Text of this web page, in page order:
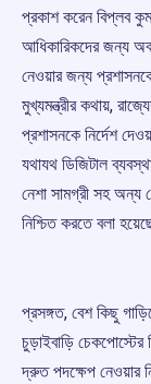
প্রকাশ করেন বিপ্লব
আধিকারিকদের জন্য
নেওয়ার জন্য
মুখ্যমন্ত্রীর কথায়,
প্রশাসনকে নির্দেশ
যথাযথ ডিজিটাল
নেশা সামগ্রী সহ অন্য
নিশ্চিত করতে বলা
প্রসঙ্গত, বেশ কিছু
চুড়াইবাড়ি
দ্রুত পদক্ষেপ নেওয়ার